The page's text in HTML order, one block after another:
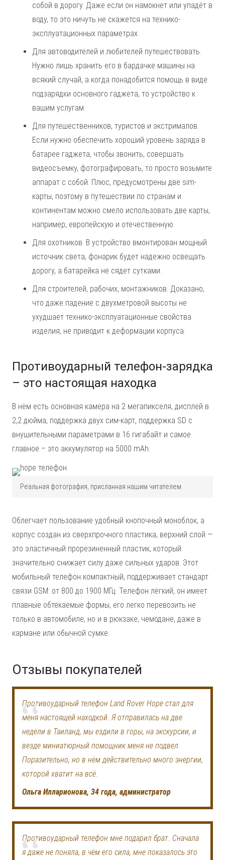
собой в дорогу. Даже если он намокнет или упадёт в
воду, то это ничуть не скажется на технико-
эксплуатационных параметрах.
Для автоводителей и любителей путешествовать.
Нужно лишь хранить его в бардачке машины на
всякий случай, а когда понадобится помощь в виде
подзарядки основного гаджета, то устройство к
вашим услугам.
Для путешественников, туристов и экстрималов.
Если нужно обеспечить хороший уровень заряда в
батарее гаджета, чтобы звонить, совершать
видеосъемку, фотографировать, то просто возьмите
аппарат с собой. Плюс, предусмотрены две sim-
карты, поэтому в путешествии по странам и
континентам можно смело использовать две карты,
например, европейскую и отечественную.
Для охотников. В устройство вмонтирован мощный
источник света, фонарик будет надежно освещать
дорогу, а батарейка не сядет сутками.
Для строителей, рабочих, монтажников. Доказано,
что даже падение с двухметровой высоты не
ухудшает технико-эксплуатационные свойства
изделия, не приводит к деформации корпуса.
Противоударный телефон-зарядка
– это настоящая находка
В нём есть основная камера на 2 мегапикселя, дисплей в
2,2 дюйма, поддержка двух сим-карт, поддержка SD с
внушительными параметрами в 16 гигабайт и самое
главное – это аккумулятор на 5000 mAh.
Реальная фотография, присланная нашим читателем
Облегчает пользование удобный кнопочный моноблок, а
корпус создан из сверхпрочного пластика, верхний слой —
это эластичный прорезиненный пластик, который
значительно снижает силу даже сильных ударов. Этот
мобильный телефон компактный, поддерживает стандарт
связи GSM: от 800 до 1900 МГц. Телефон лёгкий, он имеет
плавные обтекаемые формы, его легко перевозить не
только в автомобиле, но и в рюкзаке, чемодане, даже в
кармане или обычной сумке.
Отзывы покупателей
Противоударный телефон Land Rover Hope стал для
меня настоящей находкой. Я отправилась на две
недели в Таиланд, мы ездили в горы, на экскурсии, и
везде миниатюрный помощник меня не подвел.
Поразительно, но в нём действительно много энергии,
которой хватит на всё.
Ольга Илларионова, 34 года, администратор
Противоударный телефон мне подарил брат. Сначала
я даже не поняла, в чём его сила, мне показалось это